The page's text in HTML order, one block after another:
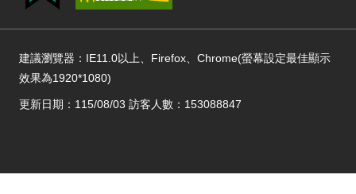
建議瀏覽器：IE11.0以上、Firefox、Chrome(螢幕設定最佳顯示
效果為1920*1080)
更新日期：115/08/03 訪客人數：153088847